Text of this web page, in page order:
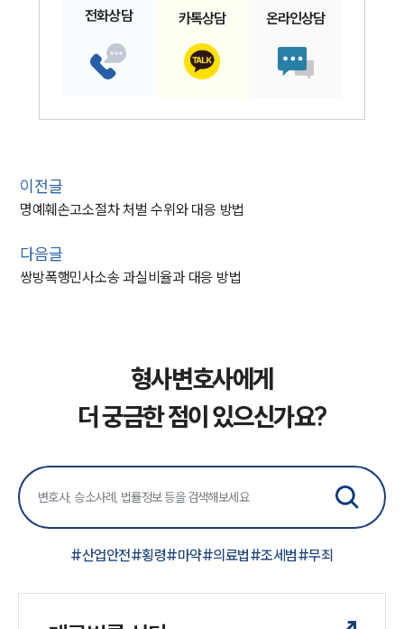
전화상담 카톡상담 온라인상담
이전글
명예훼손고소절차 처벌 수위와 대응 방법
다음글
쌍방폭행민사소송 과실비율과 대응 방법
형사변호사에게
더 궁금한 점이 있으신가요?
#산업안전#횡령#마약#의료법#조세범#무죄